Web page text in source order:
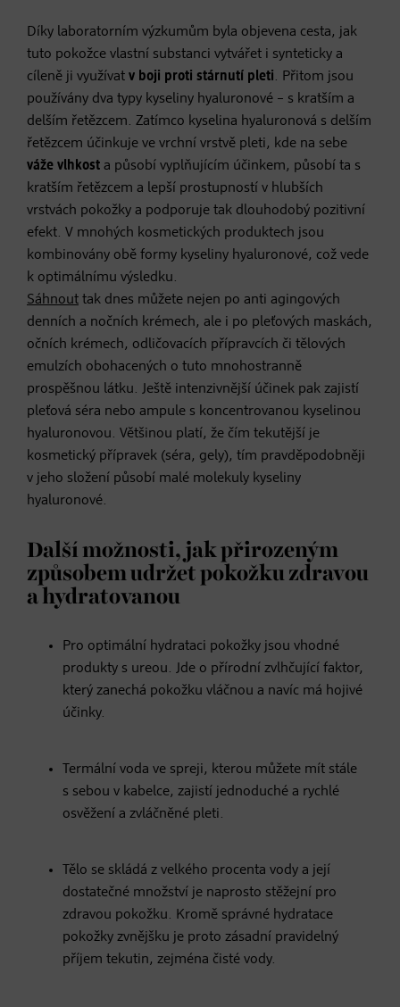
Díky laboratorním výzkumům byla objevena cesta, jak
tuto pokožce vlastní substanci vytvářet i synteticky a
cíleně ji využívat v boji proti stárnutí pleti. Přitom jsou
používány dva typy kyseliny hyaluronové – s kratším a
delším řetězcem. Zatímco kyselina hyaluronová s delším
řetězcem účinkuje ve vrchní vrstvě pleti, kde na sebe
váže vlhkost a působí vyplňujícím účinkem, působí ta s
kratším řetězcem a lepší prostupností v hlubších
vrstvách pokožky a podporuje tak dlouhodobý pozitivní
efekt. V mnohých kosmetických produktech jsou
kombinovány obě formy kyseliny hyaluronové, což vede
k optimálnímu výsledku.
Sáhnout tak dnes můžete nejen po anti agingových
denních a nočních krémech, ale i po pleťových maskách,
očních krémech, odličovacích přípravcích či tělových
emulzích obohacených o tuto mnohostranně
prospěšnou látku. Ještě intenzivnější účinek pak zajistí
pleťová séra nebo ampule s koncentrovanou kyselinou
hyaluronovou. Většinou platí, že čím tekutější je
kosmetický přípravek (séra, gely), tím pravděpodobněji
v jeho složení působí malé molekuly kyseliny
hyaluronové.
Další možnosti, jak přirozeným
způsobem udržet pokožku zdravou
a hydratovanou
Pro optimální hydrataci pokožky jsou vhodné
produkty s ureou. Jde o přírodní zvlhčující faktor,
který zanechá pokožku vláčnou a navíc má hojivé
účinky.
Termální voda ve spreji, kterou můžete mít stále
s sebou v kabelce, zajistí jednoduché a rychlé
osvěžení a zvláčněné pleti.
Tělo se skládá z velkého procenta vody a její
dostatečné množství je naprosto stěžejní pro
zdravou pokožku. Kromě správné hydratace
pokožky zvnějšku je proto zásadní pravidelný
příjem tekutin, zejména čisté vody.